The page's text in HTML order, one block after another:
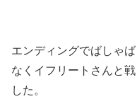
エンディングでばしゃ
なくイフリートさんと
した。